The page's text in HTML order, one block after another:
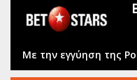
Με την εγγύηση της